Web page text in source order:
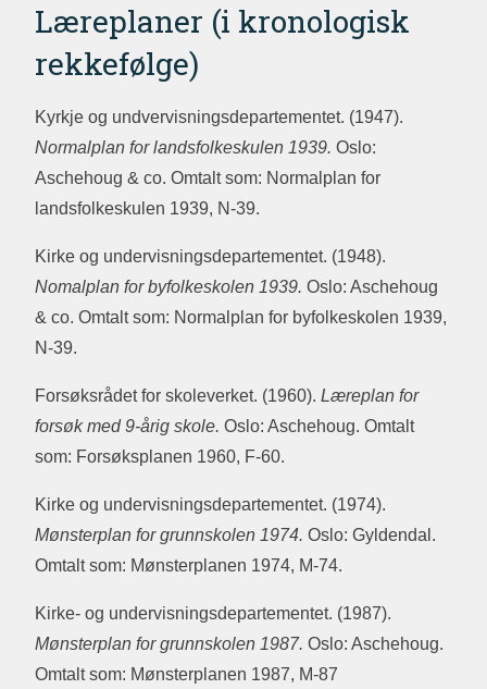
Læreplaner (i kronologisk
rekkefølge)
Kyrkje og undvervisningsdepartementet. (1947).
Normalplan for landsfolkeskulen 1939. Oslo:
Aschehoug & co. Omtalt som: Normalplan for
landsfolkeskulen 1939, N-39.
Kirke og undervisningsdepartementet. (1948).
Nomalplan for byfolkeskolen 1939. Oslo: Aschehoug
& co. Omtalt som: Normalplan for byfolkeskolen 1939,
N-39.
Forsøksrådet for skoleverket. (1960). Læreplan for
forsøk med 9-årig skole. Oslo: Aschehoug. Omtalt
som: Forsøksplanen 1960, F-60.
Kirke og undervisningsdepartementet. (1974).
Mønsterplan for grunnskolen 1974. Oslo: Gyldendal.
Omtalt som: Mønsterplanen 1974, M-74.
Kirke- og undervisningsdepartementet. (1987).
Mønsterplan for grunnskolen 1987. Oslo: Aschehoug.
Omtalt som: Mønsterplanen 1987, M-87